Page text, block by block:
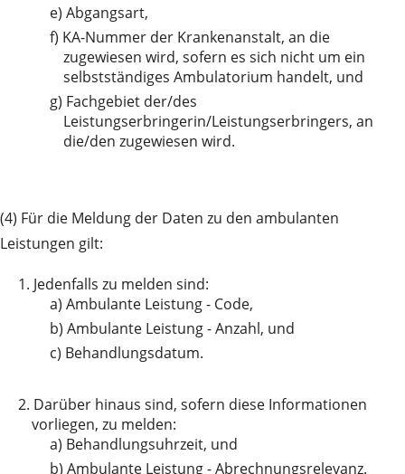
e) Abgangsart,
f) KA-Nummer der Krankenanstalt, an die
zugewiesen wird, sofern es sich nicht um ein
selbstständiges Ambulatorium handelt, und
g) Fachgebiet der/des
Leistungserbringerin/Leistungserbringers, an
die/den zugewiesen wird.
(4) Für die Meldung der Daten zu den ambulanten
Leistungen gilt:
1. Jedenfalls zu melden sind:
a) Ambulante Leistung - Code,
b) Ambulante Leistung - Anzahl, und
c) Behandlungsdatum.
2. Darüber hinaus sind, sofern diese Informationen
vorliegen, zu melden:
a) Behandlungsuhrzeit, und
b) Ambulante Leistung - Abrechnungsrelevanz.